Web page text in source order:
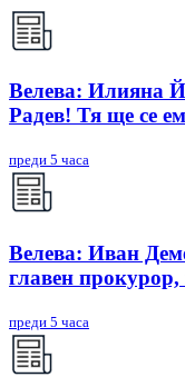
Велева: Илияна
Радев! Тя ще се
преди 5 часа
Велева: Иван
главен
преди 5 часа